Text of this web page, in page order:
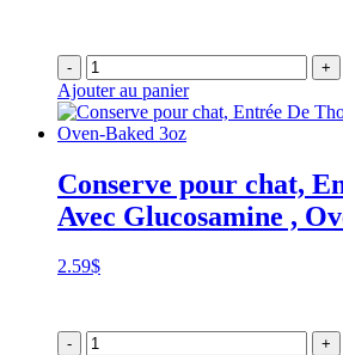
5.69$
à
64.86$
- +
Ajouter au panier
Conserve pour chat,
Avec Glucosamine ,
2.59$
- +